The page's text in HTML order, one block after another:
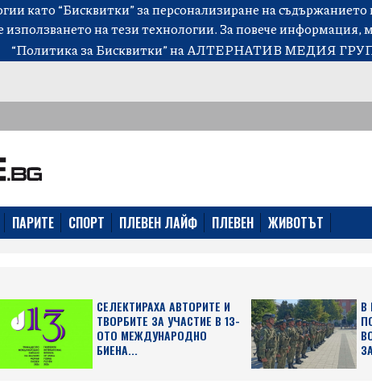
като “Бисквитки” за персонализиране на
на тези технологии. За повече информация,
“Политика за Бисквитки”на АЛТЕРНАТИВ МЕДИЯ
ПАРИТЕ СПОРТ ПЛЕВЕН ЛАЙФ ПЛЕВЕН ЖИВОТЪТ
СЕЛЕКТИРАХА АВТОРИТЕ И
ТВОРБИТЕ ЗА УЧАСТИЕ В 13-
ОТО МЕЖДУНАРОДНО
БИЕНА...
В